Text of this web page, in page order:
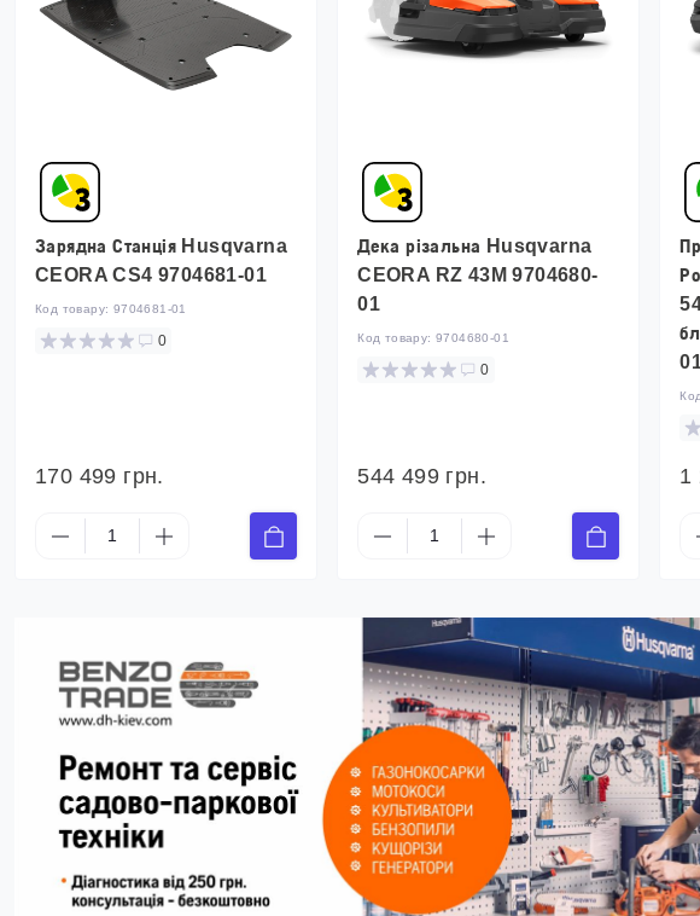
Зарядна Станція Husqvarna
CEORA CS4 9704681-01
Код товару: 9704681-01
0
170 499 грн.
Дека різальна Husqvarna
CEORA RZ 43M 9704680-
01
Код товару: 9704680-01
0
544 499 грн. 1